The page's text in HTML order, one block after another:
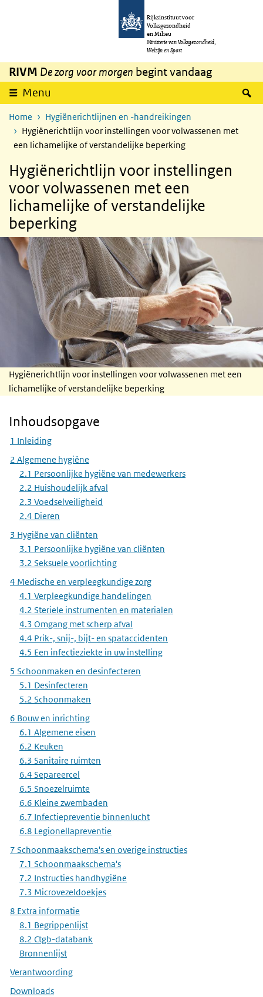
Overslaan en naar de inhoud gaan
Rijksinstituut voor
Volksgezondheid
en Milieu
Ministerie van Volksgezondheid,
Welzijn en Sport
RIVM De zorg voor morgen begint vandaag
Menu
Home
Hygiënerichtlijnen en -handreikingen
Hygiënerichtlijn voor instellingen voor volwassenen met
een lichamelijke of verstandelijke beperking
Hygiënerichtlijn voor instellingen
voor volwassenen met een
lichamelijke of verstandelijke
beperking
Hygiënerichtlijn voor instellingen voor volwassenen met een
lichamelijke of verstandelijke beperking
Skip Inhoudsopgave
Inhoudsopgave
1 Inleiding
2 Algemene hygiëne
2.1 Persoonlijke hygiëne van medewerkers
2.2 Huishoudelijk afval
2.3 Voedselveiligheid
2.4 Dieren
3 Hygiëne van cliënten
3.1 Persoonlijke hygiëne van cliënten
3.2 Seksuele voorlichting
4 Medische en verpleegkundige zorg
4.1 Verpleegkundige handelingen
4.2 Steriele instrumenten en materialen
4.3 Omgang met scherp afval
4.4 Prik-, snij-, bijt- en spataccidenten
4.5 Een infectieziekte in uw instelling
5 Schoonmaken en desinfecteren
5.1 Desinfecteren
5.2 Schoonmaken
6 Bouw en inrichting
6.1 Algemene eisen
6.2 Keuken
6.3 Sanitaire ruimten
6.4 Separeercel
6.5 Snoezelruimte
6.6 Kleine zwembaden
6.7 Infectiepreventie binnenlucht
6.8 Legionellapreventie
7 Schoonmaakschema's en overige instructies
7.1 Schoonmaakschema's
7.2 Instructies handhygiëne
7.3 Microvezeldoekjes
8 Extra informatie
8.1 Begrippenlijst
8.2 Ctgb-databank
Bronnenlijst
Verantwoording
Downloads